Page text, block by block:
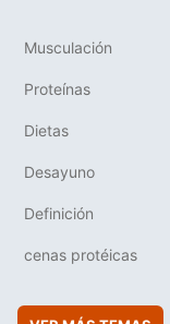
Musculación
Proteínas
Dietas
Desayuno
Definición
cenas protéicas